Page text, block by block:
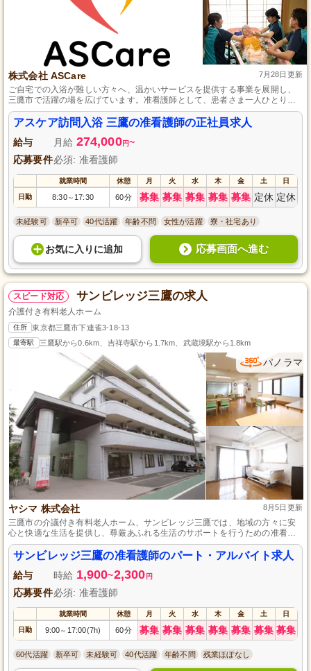
株式会社 ASCare 7月28日更新
ご自宅での入浴が難しい方々へ、温かいサービスを提供する事業を展開し、
三鷹市で活躍の場を広げています。准看護師として、患者さま一人ひとりに
寄り添いながら、チームで協力して業務を進める仕事です。実務未経験でも
安心してスタートできる研修制度が整っており、資格を活かしてキャリアを
築くことが可能です。また、完全週休2日制でプライベートも充実させなが
ら、長く働ける職場環境を提供しています。
アスケア訪問入浴 三鷹の准看護師の正社員求人
給与 月給 274,000円~
応募要件必須: 准看護師
就業時間 休憩 月 火 水 木 金 土 日
日勤 8:30～ 17:30 60分 募集 募集 募集 募集 募集 定休 定休
未経験可 新卒可 40代活躍 年齢不問 女性が活躍 寮・社宅あり
お気に入り に追加 応募画面へ進む
スピード対応 サンビレッジ三鷹の求人
介護付き有料老人ホーム
住所 東京都三鷹市下連雀3-18-13
最寄駅 三鷹駅から0.6km、吉祥寺駅から1.7km、武蔵境駅から1.8km
パノラマ
ヤシマ 株式会社 8月5日更新
三鷹市の介議付き有料老人ホーム、サンビレッジ三鷹では、地域の方々に安
心と快適な生活を提供し、尊厳あふれる生活のサポートを行うための准看護
師を募集しています。未経験でも安心の研修制度とチームのサポート、柔軟
なシフト制と充実の福利厚生で働きやすい環境が整っており、地域の皆さん
の生活を一緒に支えて頂ける方を待っています。
サンビレッジ三鷹の准看護師のパート・アルバイト求人
給与 時給 1,900~2,300 円
応募要件必須: 准看護師
就業時間 休憩 月 火 水 木 金 土 日
日勤 9:00～ 17:00(7h) 60分 募集 募集 募集 募集 募集 募集 募集
60代活躍 新卒可 未経験可 40代活躍 年齢不問 残業ほぼなし